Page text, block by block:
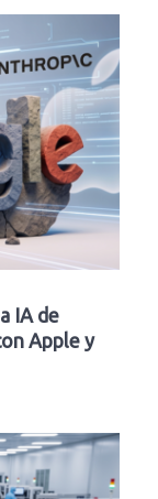
IA de
Apple y